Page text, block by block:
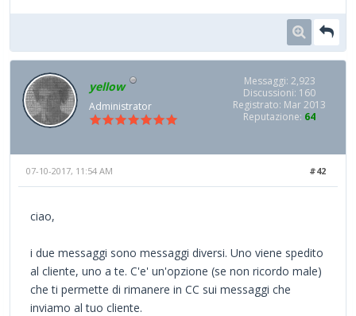
yellow
Administrator
Messaggi: 2,923
Discussioni: 160
Registrato: Mar 2013
Reputazione: 64
#42
07-10-2017, 11:54 AM
ciao,
i due messaggi sono messaggi diversi. Uno viene spedito
al cliente, uno a te. C'e' un'opzione (se non ricordo male)
che ti permette di rimanere in CC sui messaggi che
inviamo al tuo cliente.